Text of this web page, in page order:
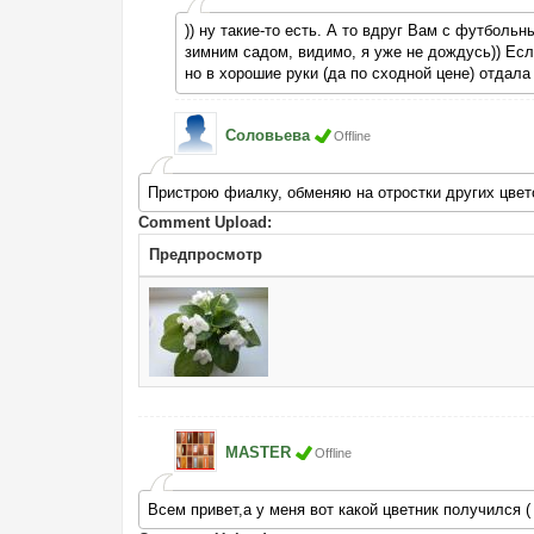
)) ну такие-то есть. А то вдруг Вам с
зимним садом, видимо, я уже не дождусь))
но в хорошие руки (да по сходной цене)
Соловьева Offline
Пристрою фиалку, обменяю на отростки других
Comment Upload:
Предпросмотр
MASTER Offline
Всем привет,а у меня вот какой цветник получился